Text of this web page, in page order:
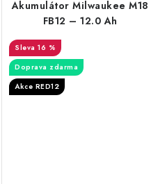
Akumulátor Milwaukee M18
FB12 – 12.0 Ah
16 %
Doprava zdarma
Akce RED12